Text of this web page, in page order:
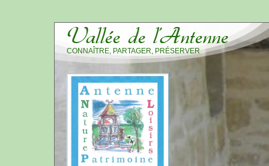
Vallée de l’Antenne
CONNAÎTRE, PARTAGER, PRÉSERVER